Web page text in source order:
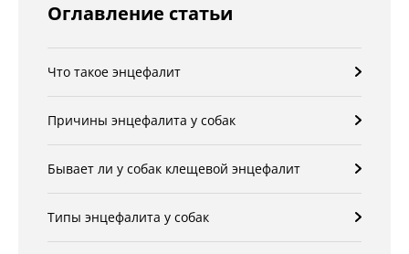
Оглавление статьи
Что такое энцефалит
Причины энцефалита у собак
Бывает ли у собак клещевой энцефалит
Типы энцефалита у собак